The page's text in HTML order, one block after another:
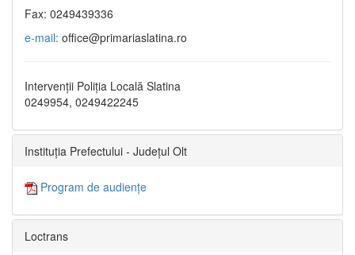
Fax: 0249439336
e-mail: office@primariaslatina.ro
Intervenții Poliția Locală Slatina
0249954, 0249422245
Instituția Prefectului - Județul Olt
Program de audiențe
Loctrans